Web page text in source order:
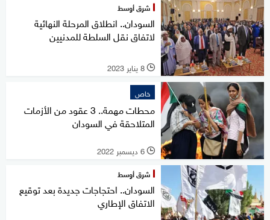
شرق أوسط
السودان.. انطلاق المرحلة النهائية
لاتفاق نقل السلطة للمدنيين
l 8 يناير 2023
خاص
محطات مهمة.. 3 عقود من الأزمات
المتلاحقة في السودان
l 6 ديسمبر 2022
شرق أوسط
السودان.. احتجاجات جديدة بعد توقيع
الاتفاق الإطاري